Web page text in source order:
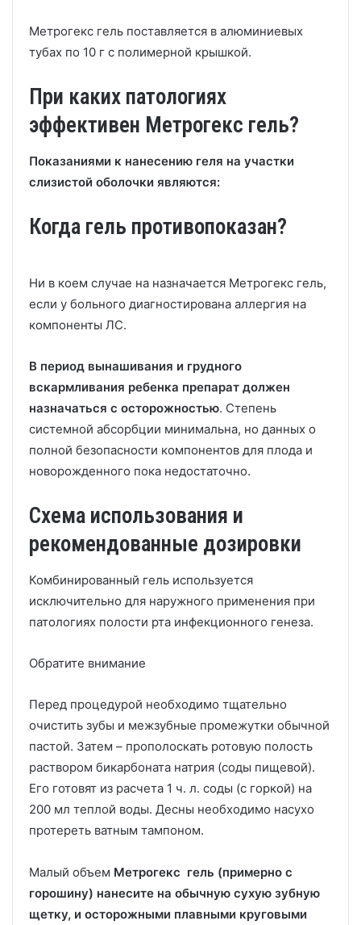
Метрогекс гель поставляется в алюминиевых
тубах по 10 г с полимерной крышкой.
При каких патологиях
эффективен Метрогекс гель?
Показаниями к нанесению геля на участки
слизистой оболочки являются:
Когда гель противопоказан?
Ни в коем случае на назначается Метрогекс гель,
если у больного диагностирована аллергия на
компоненты ЛС.
В период вынашивания и грудного
вскармливания ребенка препарат должен
назначаться с осторожностью. Степень
системной абсорбции минимальна, но данных о
полной безопасности компонентов для плода и
новорожденного пока недостаточно.
Схема использования и
рекомендованные дозировки
Комбинированный гель используется
исключительно для наружного применения при
патологиях полости рта инфекционного генеза.
Обратите внимание
Перед процедурой необходимо тщательно
очистить зубы и межзубные промежутки обычной
пастой. Затем – прополоскать ротовую полость
раствором бикарбоната натрия (соды пищевой).
Его готовят из расчета 1 ч. л. соды (с горкой) на
200 мл теплой воды. Десны необходимо насухо
протереть ватным тампоном.
Малый объем Метрогекс гель (примерно с
горошину) нанесите на обычную сухую зубную
щетку, и осторожными плавными круговыми